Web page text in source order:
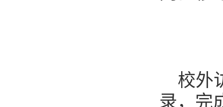
校外
录，完